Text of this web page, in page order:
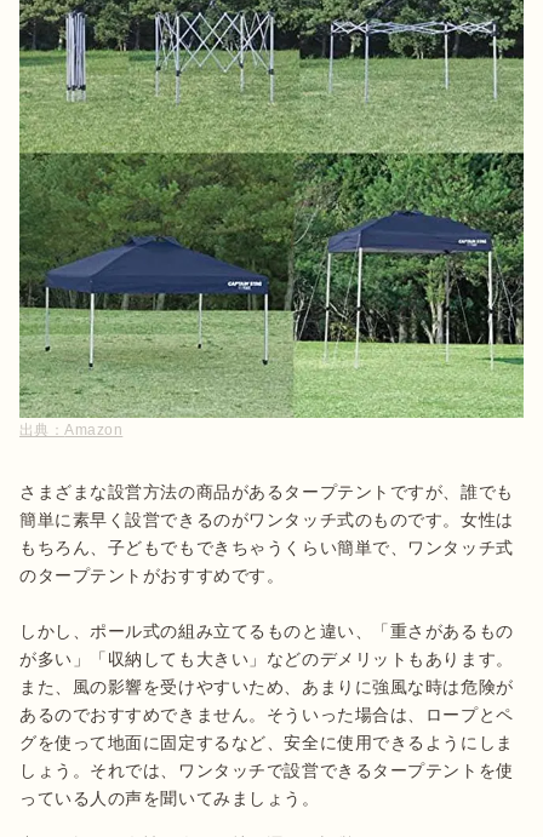
出典：Amazon
さまざまな設営方法の商品があるタープテントですが、誰でも
簡単に素早く設営できるのがワンタッチ式のものです。女性は
もちろん、子どもでもできちゃうくらい簡単で、ワンタッチ式
のタープテントがおすすめです。
しかし、ポール式の組み立てるものと違い、「重さがあるもの
が多い」「収納しても大きい」などのデメリットもあります。
また、風の影響を受けやすいため、あまりに強風な時は危険が
あるのでおすすめできません。そういった場合は、ロープとペ
グを使って地面に固定するなど、安全に使用できるようにしま
しょう。それでは、ワンタッチで設営できるタープテントを使
っている人の声を聞いてみましょう。